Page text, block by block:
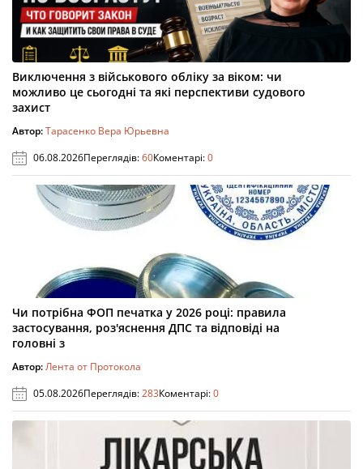
Виключення з військового обліку за віком: чи
можливо це сьогодні та які перспективи судового
захист
Автор:Тарасенко Вера Юрьевна
06.08.2026Переглядів:60Коментарі:0
Чи потрібна ФОП печатка у 2026 році: правила
застосування, роз'яснення ДПС та відповіді на
головні з
Автор:Лента от Протокола
05.08.2026Переглядів:283Коментарі:0